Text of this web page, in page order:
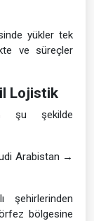
yükler tek
ve süreçler
Lojistik
şu şekilde
Arabistan →
şehirlerinden
bölgesine